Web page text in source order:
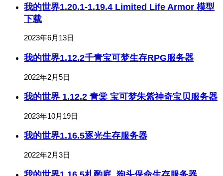
我的世界1.20.1-1.19.4 Limited Life Armor 模型
下载
2023年6月13日
我的世界1.12.2千青宝可梦生存RPG服务器
2022年2月5日
我的世界 1.12.2 青棠 宝可梦朱紫神奇宝贝服务器
2023年10月19日
我的世界1.16.5逐光生存服务器
2022年2月3日